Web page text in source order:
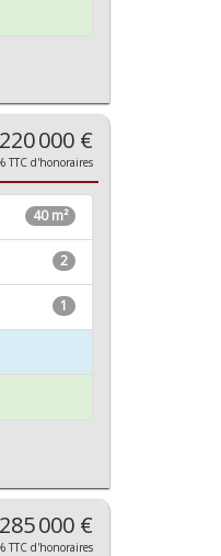
220 000 €
TTC d'honoraires
40 m²
2
1
285 000 €
TTC d'honoraires